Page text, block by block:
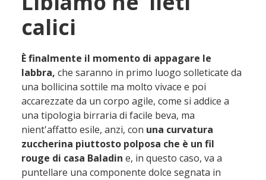
calici
È finalmente il momento di appagare le
labbra, che saranno in primo luogo solleticate da
una bollicina sottile ma molto vivace e poi
accarezzate da un corpo agile, come si addice a
una tipologia birraria di facile beva, ma
nient'affatto esile, anzi, con una curvatura
zuccherina piuttosto polposa che è un fil
rouge di casa Baladin e, in questo caso, va a
puntellare una componente dolce segnata in